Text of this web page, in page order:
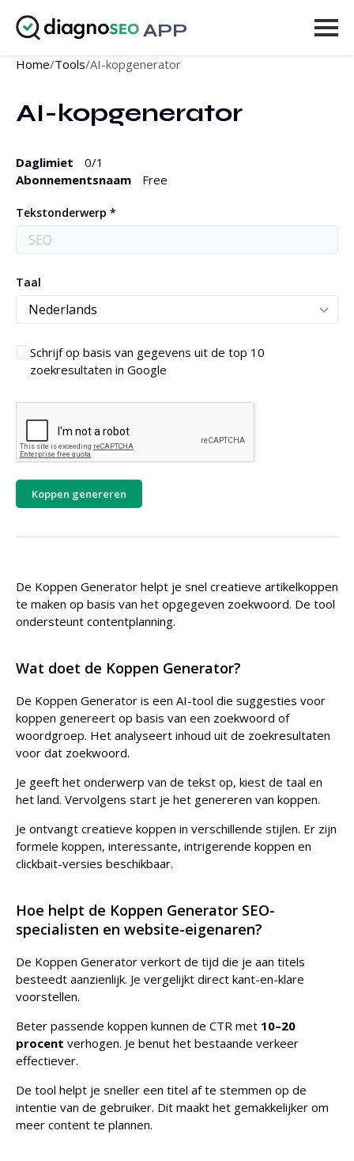
APP
Tools
Prijzen
Inloggen
Home/Tools/AI-kopgenerator
AI-kopgenerator
Daglimiet 0/1
Abonnementsnaam
Free
Tekstonderwerp *
Taal
Schrijf op basis van gegevens uit de top 10
zoekresultaten in Google
Koppen genereren
De Koppen Generator helpt je snel creatieve artikelkoppen
te maken op basis van het opgegeven zoekwoord. De tool
ondersteunt contentplanning.
Wat doet de Koppen Generator?
De Koppen Generator is een AI-tool die suggesties voor
koppen genereert op basis van een zoekwoord of
woordgroep. Het analyseert inhoud uit de zoekresultaten
voor dat zoekwoord.
Je geeft het onderwerp van de tekst op, kiest de taal en
het land. Vervolgens start je het genereren van koppen.
Je ontvangt creatieve koppen in verschillende stijlen. Er zijn
formele koppen, interessante, intrigerende koppen en
clickbait-versies beschikbaar.
Hoe helpt de Koppen Generator SEO-
specialisten en website-eigenaren?
De Koppen Generator verkort de tijd die je aan titels
besteedt aanzienlijk. Je vergelijkt direct kant-en-klare
voorstellen.
Beter passende koppen kunnen de CTR met 10–20
procent verhogen. Je benut het bestaande verkeer
effectiever.
De tool helpt je sneller een titel af te stemmen op de
intentie van de gebruiker. Dit maakt het gemakkelijker om
meer content te plannen.